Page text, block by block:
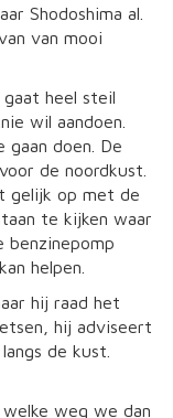
Shodoshima al.
van mooi
heel steil
wil aandoen.
doen. De
de noordkust.
gelijk op met de
te kijken waar
benzinepomp
helpen.
hij raad het
hij adviseert
de kust.
weg we dan